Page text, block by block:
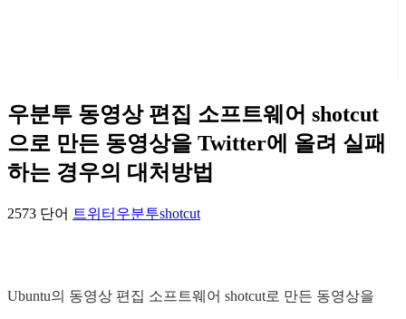
우분투 동영상 편집 소프트웨어 shotcut
으로 만든 동영상을 Twitter에 올려 실패
하는 경우의 대처방법
2573 단어 트위터 우분투shotcut
Ubuntu의 동영상 편집 소프트웨어 shotcut로 만든 동영상을